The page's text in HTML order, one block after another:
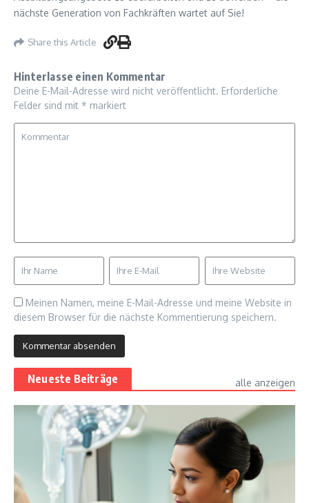
nächste Generation von Fachkräften wartet auf Sie!
Share this Article
Hinterlasse einen Kommentar
Deine E-Mail-Adresse wird nicht veröffentlicht. Erforderliche
Felder sind mit * markiert
Meinen Namen, meine E-Mail-Adresse und meine Website in
diesem Browser für die nächste Kommentierung speichern.
Neueste Beiträge alle anzeigen